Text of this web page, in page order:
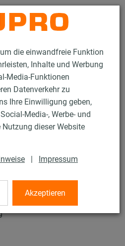
die einwandfreie Funktion
Inhalte und Werbung
Media-Funktionen
Datenverkehr zu
Ihre Einwilligung geben,
Media-, Werbe- und
dieser Website
| Impressum
Akzeptieren
Kontakt
Lüftungsbefestigung
Lüftungsbefestigung